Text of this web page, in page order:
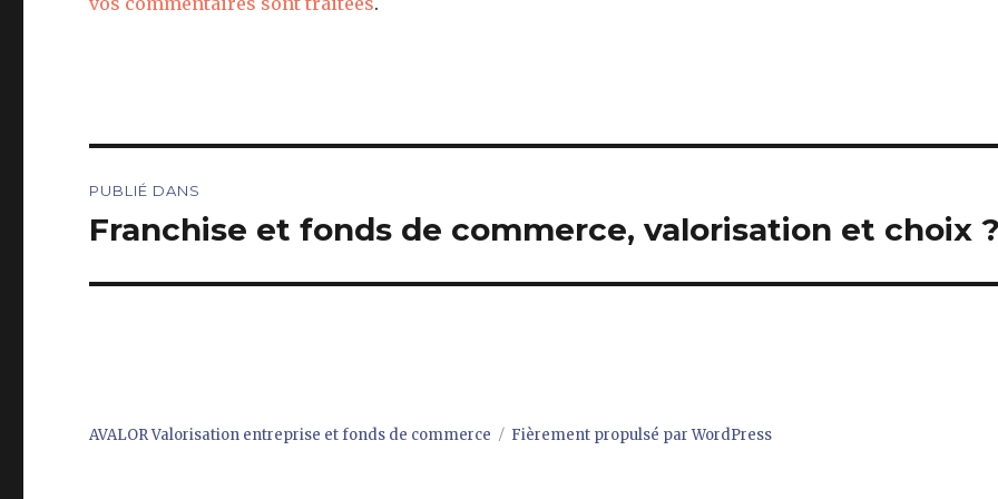
de
PUBLIÉ DANS
Franchise et fonds de commerce, valorisation et choix ?
AVALOR Valorisation entreprise et fonds de commerce Fièrement propulsé par WordPress